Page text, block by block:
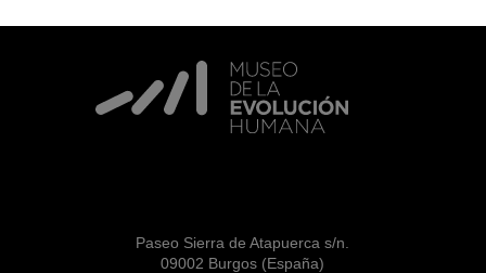
Paseo Sierra de Atapuerca s/n.
09002 Burgos (España)